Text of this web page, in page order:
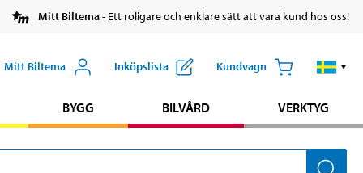
Mitt Biltema- Ett roligare och enklare sätt att vara kund hos oss!
Mitt Biltema Inköpslista Kundvagn
BYGG BILVÅRD VERKTYG